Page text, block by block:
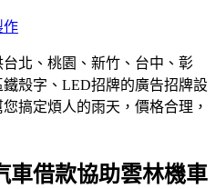
作
北、桃園、新竹、台中、彰
殼字、LED招牌的廣告招牌設
搞定煩人的雨天，價格合理，
車借款協助雲林機車